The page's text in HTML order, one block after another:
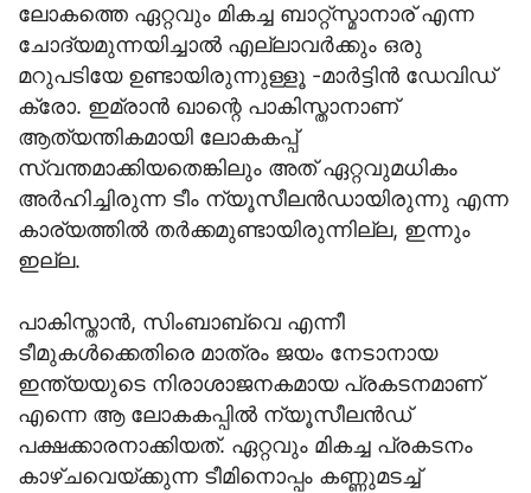
ലോകത്തെ ഏറ്റവും മികച്ച ബാറ്റ്സ്മാനാര് എന്ന
ചോദ്യമുന്നയിച്ചാല്‍ എല്ലാവര്‍ക്കും ഒരു
മറുപടിയേ ഉണ്ടായിരുന്നുള്ളൂ -മാര്‍ട്ടിന്‍ ഡേവിഡ്
ക്രോ. ഇമ്രാന്‍ ഖാന്റെ പാകിസ്താനാണ്
ആത്യന്തികമായി ലോകകപ്പ്
സ്വന്തമാക്കിയതെങ്കിലും അത് ഏറ്റവുമധികം
അര്‍ഹിച്ചിരുന്ന ടീം ന്യൂസീലന്‍ഡായിരുന്നു എന്ന
കാര്യത്തില്‍ തര്‍ക്കമുണ്ടായിരുന്നില്ല, ഇന്നും
ഇല്ല.
പാകിസ്താന്‍, സിംബാബ്വെ എന്നീ
ടീമുകള്‍ക്കെതിരെ മാത്രം ജയം നേടാനായ
ഇന്ത്യയുടെ നിരാശാജനകമായ പ്രകടനമാണ്
എന്നെ ആ ലോകകപ്പില്‍ ന്യൂസീലന്‍ഡ്
പക്ഷക്കാരനാക്കിയത്. ഏറ്റവും മികച്ച പ്രകടനം
കാഴ്ചവെയ്ക്കുന്ന ടീമിനൊപ്പം കണ്ണുമടച്ച്